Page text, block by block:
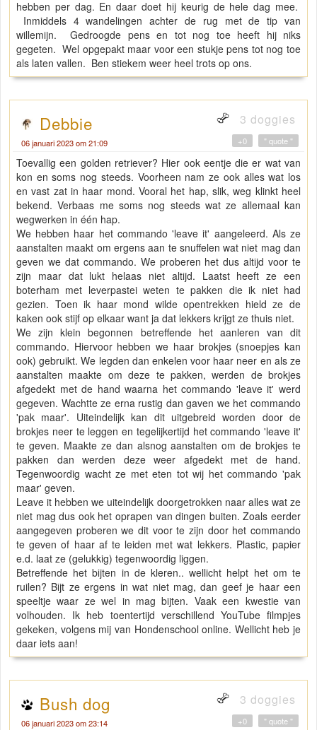
hebben per dag. En daar doet hij keurig de hele dag mee.
Inmiddels 4 wandelingen achter de rug met de tip van
willemijn. Gedroogde pens en tot nog toe heeft hij niks
gegeten. Wel opgepakt maar voor een stukje pens tot nog toe
als laten vallen. Ben stiekem weer heel trots op ons.
Debbie 3 doggies
06 januari 2023 om 21:09 " quote "
+0
Toevallig een golden retriever? Hier ook eentje die er wat van
kon en soms nog steeds. Voorheen nam ze ook alles wat los
en vast zat in haar mond. Vooral het hap, slik, weg klinkt heel
bekend. Verbaas me soms nog steeds wat ze allemaal kan
wegwerken in één hap.
We hebben haar het commando 'leave it' aangeleerd. Als ze
aanstalten maakt om ergens aan te snuffelen wat niet mag dan
geven we dat commando. We proberen het dus altijd voor te
zijn maar dat lukt helaas niet altijd. Laatst heeft ze een
boterham met leverpastei weten te pakken die ik niet had
gezien. Toen ik haar mond wilde opentrekken hield ze de
kaken ook stijf op elkaar want ja dat lekkers krijgt ze thuis niet.
We zijn klein begonnen betreffende het aanleren van dit
commando. Hiervoor hebben we haar brokjes (snoepjes kan
ook) gebruikt. We legden dan enkelen voor haar neer en als ze
aanstalten maakte om deze te pakken, werden de brokjes
afgedekt met de hand waarna het commando 'leave it' werd
gegeven. Wachtte ze erna rustig dan gaven we het commando
'pak maar'. Uiteindelijk kan dit uitgebreid worden door de
brokjes neer te leggen en tegelijkertijd het commando 'leave it'
te geven. Maakte ze dan alsnog aanstalten om de brokjes te
pakken dan werden deze weer afgedekt met de hand.
Tegenwoordig wacht ze met eten tot wij het commando 'pak
maar' geven.
Leave it hebben we uiteindelijk doorgetrokken naar alles wat ze
niet mag dus ook het oprapen van dingen buiten. Zoals eerder
aangegeven proberen we dit voor te zijn door het commando
te geven of haar af te leiden met wat lekkers. Plastic, papier
e.d. laat ze (gelukkig) tegenwoordig liggen.
Betreffende het bijten in de kleren.. wellicht helpt het om te
ruilen? Bijt ze ergens in wat niet mag, dan geef je haar een
speeltje waar ze wel in mag bijten. Vaak een kwestie van
volhouden. Ik heb toentertijd verschillend YouTube filmpjes
gekeken, volgens mij van Hondenschool online. Wellicht heb je
daar iets aan!
Bush dog 3 doggies
06 januari 2023 om 23:14 " quote "
+0